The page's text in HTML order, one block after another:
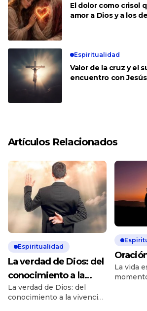
El dolor como crisol
amor a Dios y a los
Espiritualidad
Valor de la cruz y el
encuentro con Jesús
Artículos Relacionados
Espiritualidad
La verdad de Dios: del
conocimiento a la
vivencia
La verdad de Dios: del
conocimiento a la vivencia
La vida